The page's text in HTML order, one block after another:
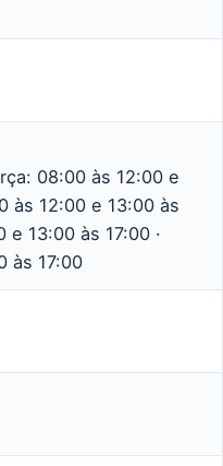
08:00 às 12:00 e
às 12:00 e 13:00 às
e 13:00 às 17:00 ·
às 17:00